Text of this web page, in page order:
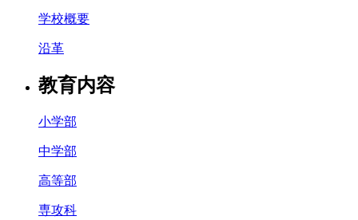
学校概要
沿革
教育内容
小学部
中学部
高等部
専攻科